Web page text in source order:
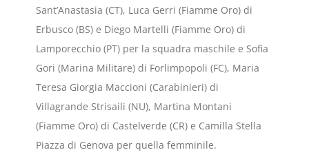
Sant’Anastasia (CT), Luca Gerri (Fiamme Oro) di
Erbusco (BS) e Diego Martelli (Fiamme Oro) di
Lamporecchio (PT) per la squadra maschile e Sofia
Gori (Marina Militare) di Forlimpopoli (FC), Maria
Teresa Giorgia Maccioni (Carabinieri) di
Villagrande Strisaili (NU), Martina Montani
(Fiamme Oro) di Castelverde (CR) e Camilla Stella
Piazza di Genova per quella femminile.